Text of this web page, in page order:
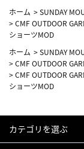
ホーム >SUNDAY
>CMF OUTDOOR
ショーツMOD
ホーム >SUNDAY
>CMF OUTDOOR
>CMF OUTDOOR
ショーツMOD
カテゴリを選ぶ